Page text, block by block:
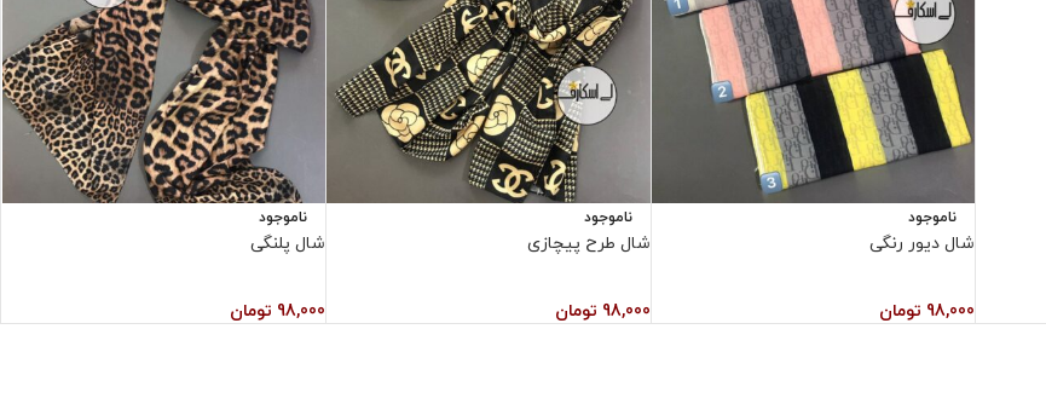
ناموجود
شال دیور رنگی
98,000 تومان
ناموجود
شال طرح پیچازی
98,000 تومان
ناموجود
شال پلنگی
98,000 تومان